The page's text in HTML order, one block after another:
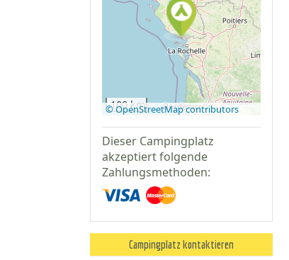
Auf Google
Maps
anzeigen
100 km
© OpenStreetMap contributors
Dieser Campingplatz
akzeptiert folgende
Zahlungsmethoden:
Campingplatz kontaktieren